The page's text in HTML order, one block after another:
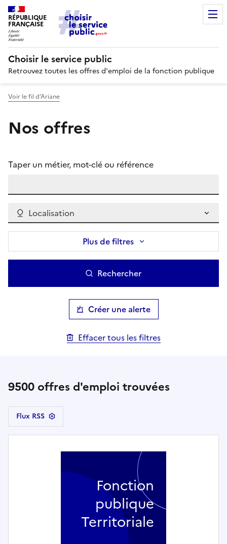
RÉPUBLIQUE
FRANÇAISE
Choisir le service public
Retrouvez toutes les offres d'emploi de la fonction publique
Voir le fil d’Ariane
Nos offres
Taper un métier, mot-clé ou référence
Localisation
Plus de filtres
Rechercher
Créer une alerte
Effacer tous les filtres
9500 offres d'emploi trouvées
Flux RSS
Fonction
publique
Territoriale